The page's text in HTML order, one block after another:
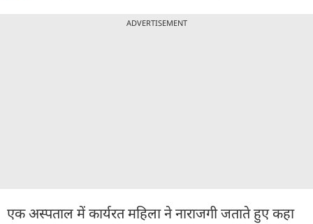
ADVERTISEMENT
एक अस्पताल में कार्यरत महिला ने नाराजगी जताते हुए कहा